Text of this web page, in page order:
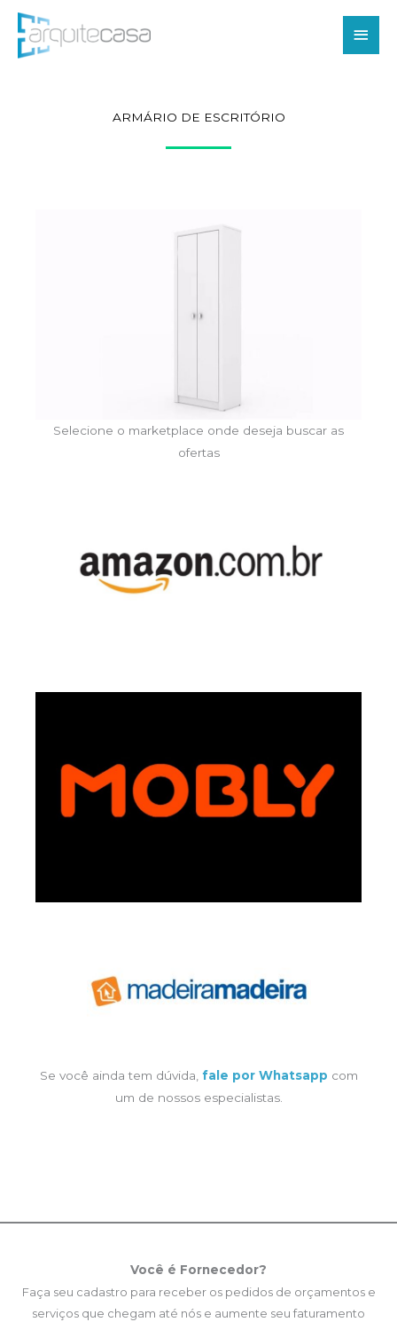
para
ARMÁRIO DE ESCRITÓRIO
Selecione o marketplace onde deseja buscar as
ofertas
Se você ainda tem dúvida, fale por Whatsapp com
um de nossos especialistas.
Você é Fornecedor?
Faça seu cadastro para receber os pedidos de orçamentos e
serviços que chegam até nós e aumente seu faturamento